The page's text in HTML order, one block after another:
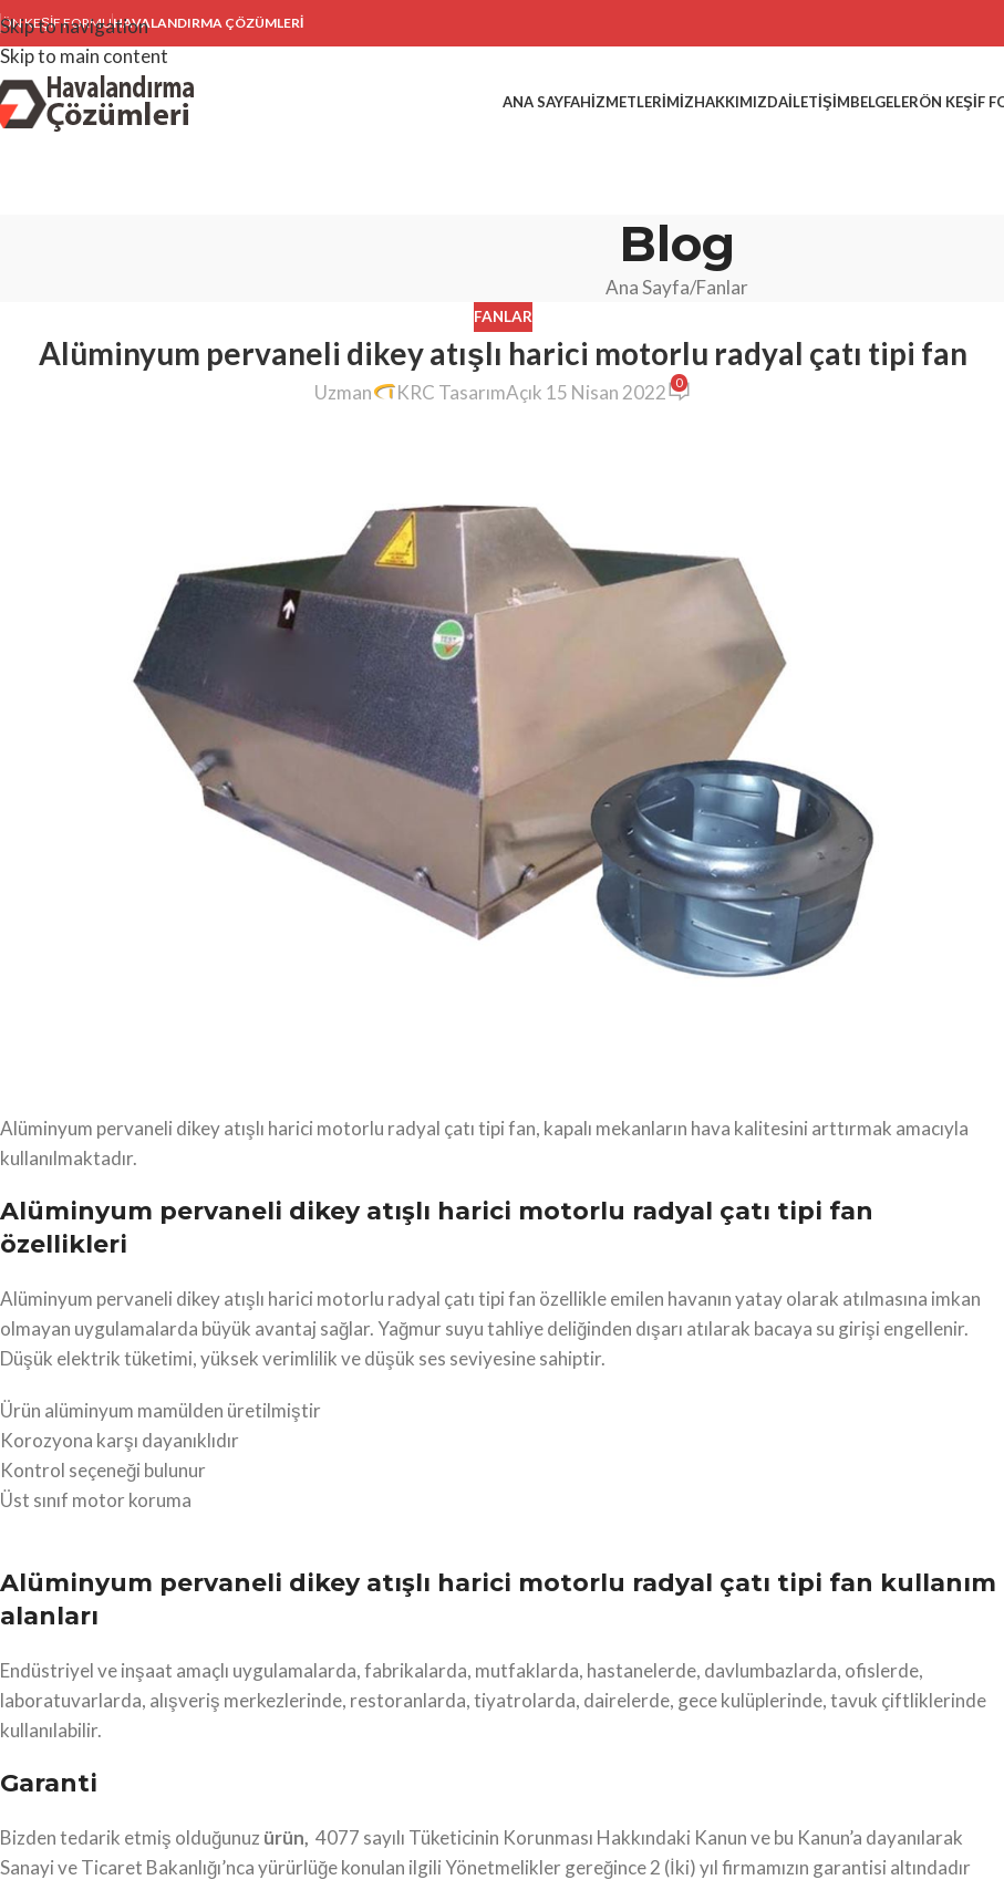
Skip to navigation
Skip to main content
ÖN KEŞIF FORMUHAVALANDIRMA ÇÖZÜMLERİ
ANA SAYFAHIZMETLERIMIZHAKKIMIZDAİLETIŞIMBELGELERÖN KEŞIF
Blog
Ana Sayfa Fanlar
FANLAR
Alüminyum pervaneli dikey atışlı harici motorlu radyal çatı tipi fan
Uzman KRC TasarımAçık 15 Nisan 2022 0
Alüminyum pervaneli dikey atışlı harici motorlu radyal çatı tipi fan, kapalı mekanların hava kalitesini arttırmak amacıyla
kullanılmaktadır.
Alüminyum pervaneli dikey atışlı harici motorlu radyal çatı tipi fan
özellikleri
Alüminyum pervaneli dikey atışlı harici motorlu radyal çatı tipi fan özellikle emilen havanın yatay olarak atılmasına imkan
olmayan uygulamalarda büyük avantaj sağlar. Yağmur suyu tahliye deliğinden dışarı atılarak bacaya su girişi engellenir.
Düşük elektrik tüketimi, yüksek verimlilik ve düşük ses seviyesine sahiptir.
Ürün alüminyum mamülden üretilmiştir
Korozyona karşı dayanıklıdır
Kontrol seçeneği bulunur
Üst sınıf motor koruma
Alüminyum pervaneli dikey atışlı harici motorlu radyal çatı tipi fan kullanım
alanları
Endüstriyel ve inşaat amaçlı uygulamalarda, fabrikalarda, mutfaklarda, hastanelerde, davlumbazlarda, ofislerde,
laboratuvarlarda, alışveriş merkezlerinde, restoranlarda, tiyatrolarda, dairelerde, gece kulüplerinde, tavuk çiftliklerinde
kullanılabilir.
Garanti
Bizden tedarik etmiş olduğunuz ürün, 4077 sayılı Tüketicinin Korunması Hakkındaki Kanun ve bu Kanun’a dayanılarak
Sanayi ve Ticaret Bakanlığı’nca yürürlüğe konulan ilgili Yönetmelikler gereğince 2 (İki) yıl firmamızın garantisi altındadır